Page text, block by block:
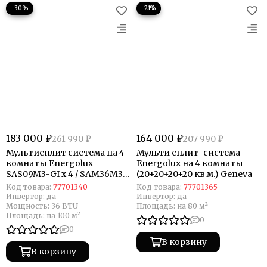
−30%
183 000 ₽261 990 ₽
Мультисплит система на 4
комнаты Energolux
SAS09M3-GI x 4 / SAM36M3-
GI/4
Код товара: 77701340
Инвертор: да
Мощность: 36 BTU
Площадь: на 100 м²
0
В корзину
−21%
164 000 ₽207 990 ₽
Мульти сплит-система
Energolux на 4 комнаты
(20+20+20+20 кв.м.) Geneva
Код товара: 77701365
Инвертор: да
Площадь: на 80 м²
0
В корзину